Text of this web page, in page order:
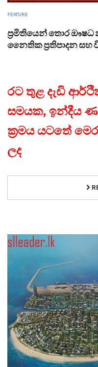
FEATURE
ප්‍රමිතියෙන් තොර ඖෂධ
නෛතික ප්‍රතිපාදන සහ
රට තුළ දැඩි
සමයක, ඉන්දීය
ක්‍රමය යටතේ
ලද